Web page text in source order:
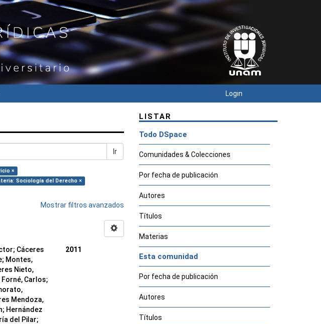
Login
Ir
×
Sociología del Derecho ×
Mostrar filtros avanzados
; Cáceres
; Montes,
Nieto,
Forné, Carlos;
Mendoza,
; Hernández
del Pilar;
2011
LISTAR
Todo DSpace
Comunidades & Colecciones
Por fecha de publicación
Autores
Títulos
Materias
Esta comunidad
Por fecha de publicación
Autores
Títulos